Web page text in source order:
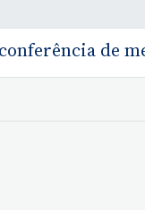
de